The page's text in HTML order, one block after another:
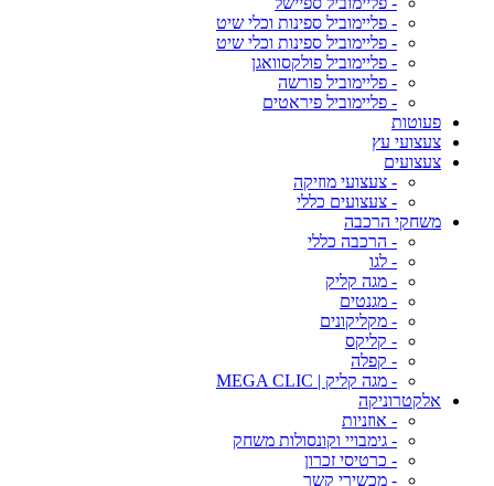
- פליימוביל ספינות וכלי שיט
- פליימוביל ספינות וכלי שיט
- פליימוביל פולקסוואגן
- פליימוביל פורשה
- פליימוביל פיראטים
פעוטות
צעצועי עץ
צעצועים
- צעצועי מוזיקה
- צעצועים כללי
משחקי הרכבה
- הרכבה כללי
- לגו
- מגה קליק
- מגנטים
- מקליקונים
- קליקס
- קפלה
- מגה קליק | MEGA CLIC
אלקטרוניקה
- אוזניות
- גימבויי וקונסולות משחק
- כרטיסי זכרון
- מכשירי קשר